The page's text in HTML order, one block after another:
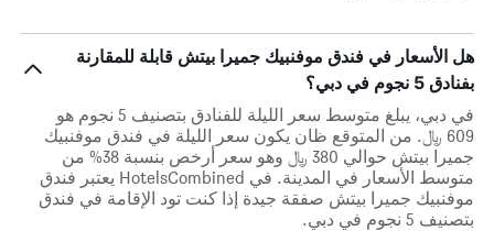
هل الأسعار في فندق موفنبيك جميرا بيتش قابلة للمقارنة
بفنادق 5 نجوم في دبي؟
في دبي، يبلغ متوسط ​​سعر الليلة للفنادق بتصنيف 5 نجوم هو
609 ﷼. من المتوقع ظان يكون سعر الليلة في فندق موفنبيك
جميرا بيتش حوالي 380 ﷼ وهو سعر أرخص بنسبة 38% من
متوسط الأسعار في المدينة. في HotelsCombined يعتبر فندق
موفنبيك جميرا بيتش صفقة جيدة إذا كنت تود الإقامة في فندق
بتصنيف 5 نجوم في دبي.